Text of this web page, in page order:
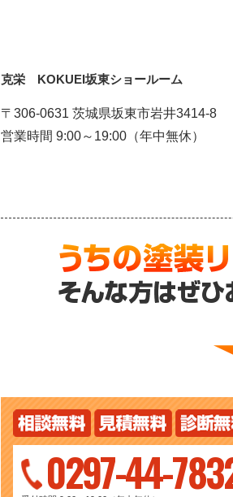
克栄 KOKUEI坂東ショールーム
〒306-0631 茨城県坂東市岩井3414-8
営業時間 9:00～19:00（年中無休）
0297-44-